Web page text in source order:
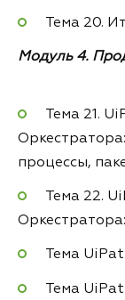
Тема 20.
Модуль 4.
Тема 21.
процессы,
Тема 22.
Тема
Тема